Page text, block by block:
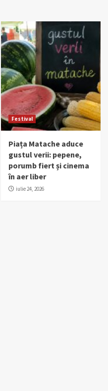
Festival
Piața Matache aduce
gustul verii: pepene,
porumb fiert și cinema
în aer liber
iulie 24, 2026